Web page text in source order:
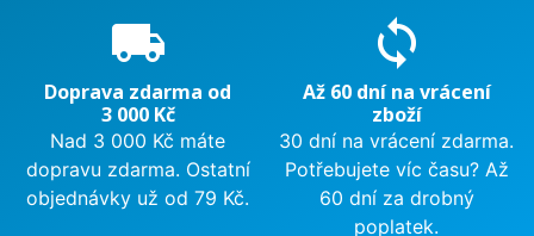
local_shipping
Doprava zdarma od
3 000 Kč
Nad 3 000 Kč máte
dopravu zdarma. Ostatní
objednávky už od 79 Kč.
sync
Až 60 dní na vrácení
zboží
30 dní na vrácení zdarma.
Potřebujete víc času? Až
60 dní za drobný
poplatek.